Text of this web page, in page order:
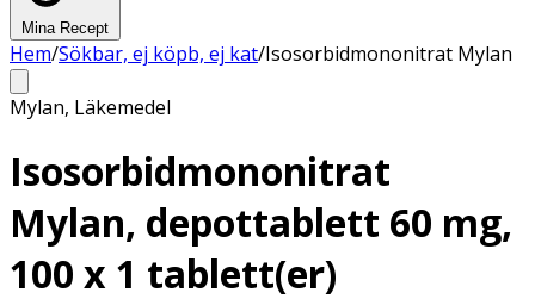
Mina Recept
Hem/Sökbar, ej köpb, ej kat/Isosorbidmononitrat Mylan
Mylan, Läkemedel
Isosorbidmononitrat
Mylan, depottablett 60 mg,
100 x 1 tablett(er)